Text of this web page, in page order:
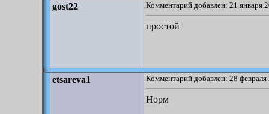
gost22 Комментарий добавлен: 21 января
простой
etsareva1 Комментарий добавлен: 28
Норм